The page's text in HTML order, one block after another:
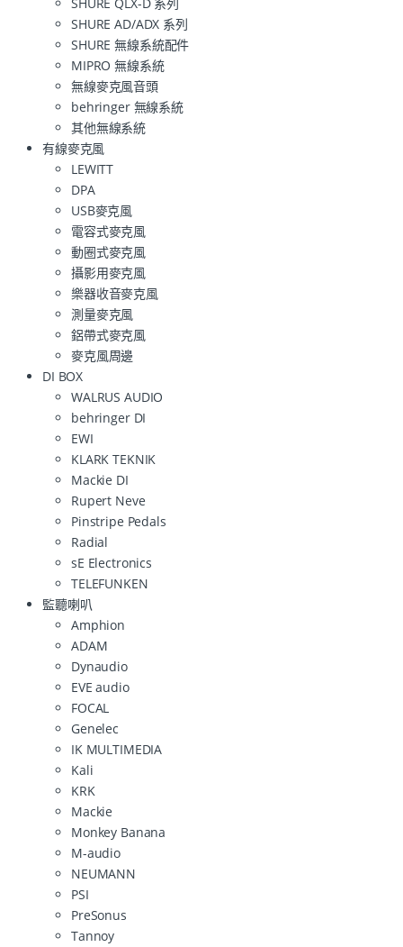
SHURE QLX-D 系列
SHURE AD/ADX 系列
SHURE 無線系統配件
MIPRO 無線系統
無線麥克風音頭
behringer 無線系統
其他無線系統
有線麥克風
LEWITT
DPA
USB麥克風
電容式麥克風
動圈式麥克風
攝影用麥克風
樂器收音麥克風
測量麥克風
鋁帶式麥克風
麥克風周邊
DI BOX
WALRUS AUDIO
behringer DI
EWI
KLARK TEKNIK
Mackie DI
Rupert Neve
Pinstripe Pedals
Radial
sE Electronics
TELEFUNKEN
監聽喇叭
Amphion
ADAM
Dynaudio
EVE audio
FOCAL
Genelec
IK MULTIMEDIA
Kali
KRK
Mackie
Monkey Banana
M-audio
NEUMANN
PSI
PreSonus
Tannoy